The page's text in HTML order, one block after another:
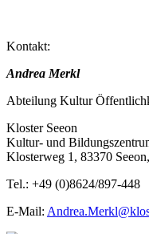
Kontakt:
Andrea Merkl
Abteilung Kultur
Kloster Seeon
Kultur- und
Klosterweg 1, 83370
Tel.: +49 (0)8624/897-448
E-Mail: